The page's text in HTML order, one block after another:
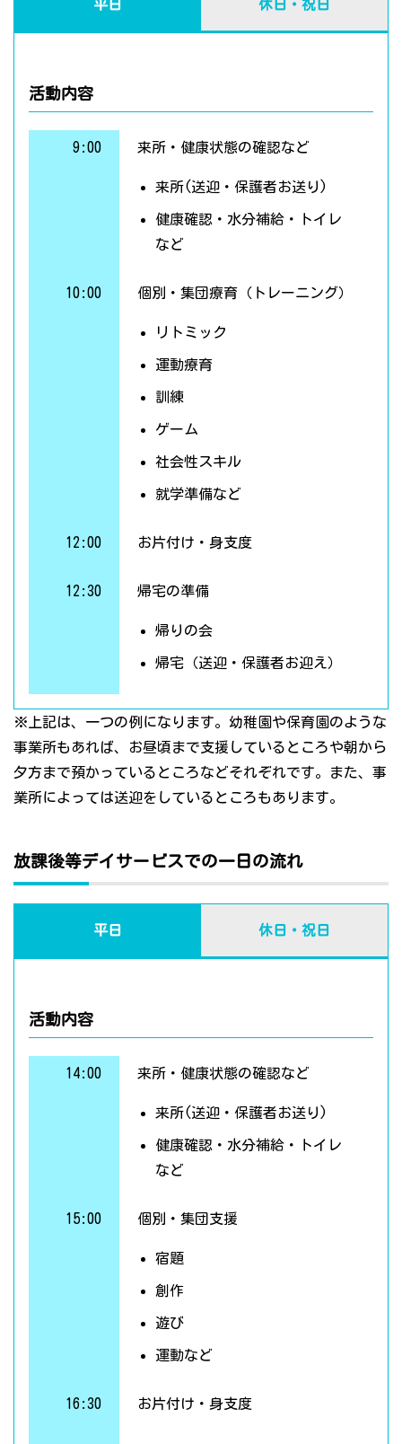
平日 休日・祝日
活動内容
9:00 来所・健康状態の確認など
来所(送迎・保護者お送り)
健康確認・水分補給・トイレ
など
10:00 個別・集団療育（トレーニング）
リトミック
運動療育
訓練
ゲーム
社会性スキル
就学準備など
12:00 お片付け・身支度
12:30 帰宅の準備
帰りの会
帰宅（送迎・保護者お迎え）
※上記は、一つの例になります。幼稚園や保育園のような
事業所もあれば、お昼頃まで支援しているところや朝から
夕方まで預かっているところなどそれぞれです。また、事
業所によっては送迎をしているところもあります。
放課後等デイサービスでの一日の流れ
平日 休日・祝日
活動内容
14:00 来所・健康状態の確認など
来所(送迎・保護者お送り)
健康確認・水分補給・トイレ
など
15:00 個別・集団支援
宿題
創作
遊び
運動など
16:30 お片付け・身支度